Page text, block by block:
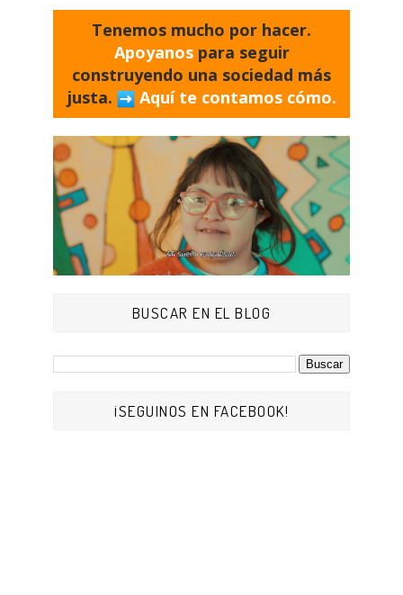
Tenemos mucho por hacer.
Apoyanos para seguir
construyendo una sociedad más
justa.
Aquí te contamos cómo.
BUSCAR EN EL BLOG
¡SEGUINOS EN FACEBOOK!